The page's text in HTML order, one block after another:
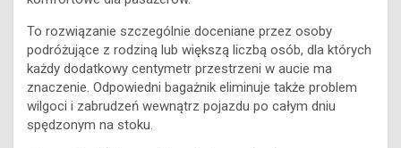
To rozwiązanie szczególnie doceniane przez osoby
podróżujące z rodziną lub większą liczbą osób, dla których
każdy dodatkowy centymetr przestrzeni w aucie ma
znaczenie. Odpowiedni bagażnik eliminuje także problem
wilgoci i zabrudzeń wewnątrz pojazdu po całym dniu
spędzonym na stoku.